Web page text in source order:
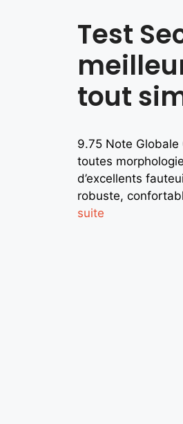
Test
tout
9.75 Note
toutes
d’excellents
robuste,
suite